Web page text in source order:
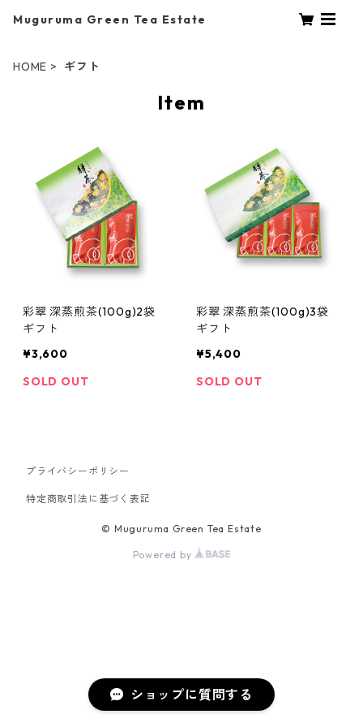
Muguruma Green Tea Estate
HOME ギフト
Item
彩翠 深蒸煎茶(100g)2袋
ギフト
¥3,600
SOLD OUT
彩翠 深蒸煎茶(100g)3袋
ギフト
¥5,400
SOLD OUT
プライバシーポリシー
特定商取引法に基づく表記
© Muguruma Green Tea Estate
Powered by
ショップに質問する